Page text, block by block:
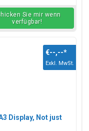
Sie mir wenn
verfügbar!
Display, Not just
€--,--*
Exkl. MwSt.